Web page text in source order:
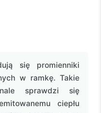
się promienniki
w ramkę. Takie
sprawdzi się
ciepłu